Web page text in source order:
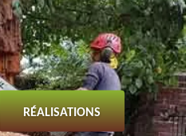
RÉALISATIONS